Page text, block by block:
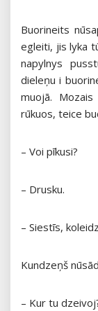
Buorineits
egleiti, jis lyka
napylnys
dieleņu i
muojā. Mozais
rūkuos, teice
– Voi pīkusi?
– Drusku.
– Siestīs,
Kundzeņš
– Kur tu